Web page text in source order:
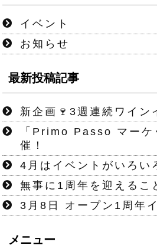
イベント
お知らせ
最新投稿記事
新企画🍷3週連続ワイン
「Primo Passo マーケ
催！
4月はイベントがいろい
無事に1周年を迎えるこ
3月8日 オープン1周年
メニュー